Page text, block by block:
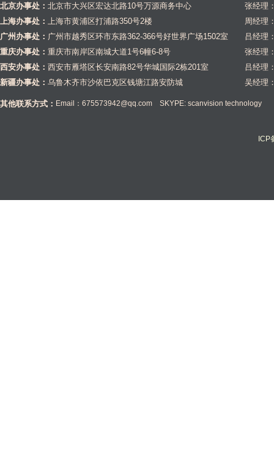
北京办事处： 北京市大兴区宏达北路10号万源商务中心
张经理
上海办事处： 上海市黄浦区打浦路350号2楼
周经理
广州办事处： 广州市越秀区环市东路362-366号好世界广场1502室
吕经理
重庆办事处： 重庆市南岸区南城大道1号6幢6-8号
张经理
西安办事处： 西安市雁塔区长安南路82号华城国际2栋201室
吕经理
新疆办事处： 乌鲁木齐市沙依巴克区钱塘江路安防城 吴经理
其他联系方式： Email：675573942@qq.com SKYPE: scanvision technology
ICP